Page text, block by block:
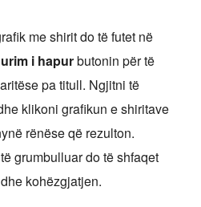
me shirit do të futet në
i hapurbutonin për të
pa titull. Ngjitni të
klikoni grafikun e shiritave
rënëse që rezulton.
grumbulluar do të shfaqet
kohëzgjatjen.